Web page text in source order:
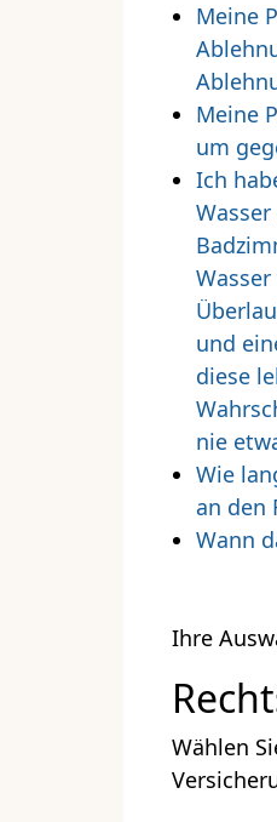
Meine
Meine
um
Ich
und
diese
nie
Wie
an den
Wann
Ihre
Wählen